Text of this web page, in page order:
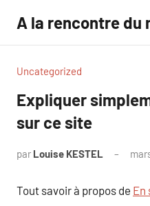
contenu
A la rencontre du
Uncategorized
Expliquer
sur ce site
par Louise KESTEL
Tout savoir à propos de En